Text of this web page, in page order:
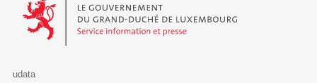
udata